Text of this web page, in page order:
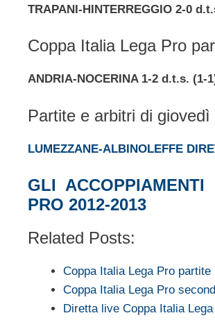
TRAPANI-HINTERREGGIO 2-0
Coppa Italia Lega Pro
ANDRIA-NOCERINA 1-2 d.t.s. (1-
Partite e arbitri di
LUMEZZANE-ALBINOLEFFE
GLI
PRO 2012-2013
Related Posts:
Coppa Italia Lega Pro partite
Coppa Italia Lega Pro
Diretta live Coppa Italia